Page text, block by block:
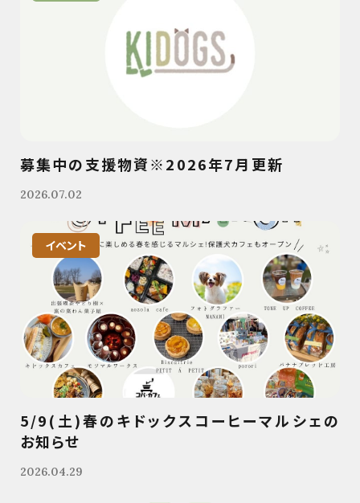
募集中の支援物資※2026年7月更新
2026.07.02
イベント
5/9(土)春のキドックスコーヒーマルシェの
お知らせ
2026.04.29